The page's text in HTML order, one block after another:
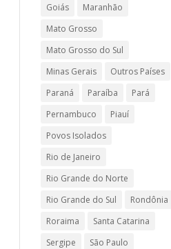
Goiás
Maranhão
Mato Grosso
Mato Grosso do Sul
Minas Gerais
Outros Países
Paraná
Paraíba
Pará
Pernambuco
Piauí
Povos Isolados
Rio de Janeiro
Rio Grande do Norte
Rio Grande do Sul
Rondônia
Roraima
Santa Catarina
Sergipe
São Paulo